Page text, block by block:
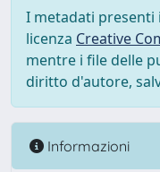
I metadati presenti
licenza Creative
mentre i file delle
diritto d'autore,
Informazioni